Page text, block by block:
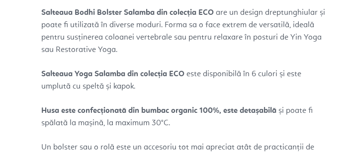
Salteaua Bodhi Bolster Salamba din colecția ECO are un design dreptunghiular și
poate fi utilizată în diverse moduri. Forma sa o face extrem de versatilă, ideală
pentru susținerea coloanei vertebrale sau pentru relaxare în posturi de Yin Yoga
sau Restorative Yoga.
Salteaua Yoga Salamba din colecția ECO este disponibilă în 6 culori și este
umplută cu speltă și kapok.
Husa este confecționată din bumbac organic 100%, este detașabilă și poate fi
spălată la mașină, la maximum 30°C.
Un bolster sau o rolă este un accesoriu tot mai apreciat atât de practicanții de